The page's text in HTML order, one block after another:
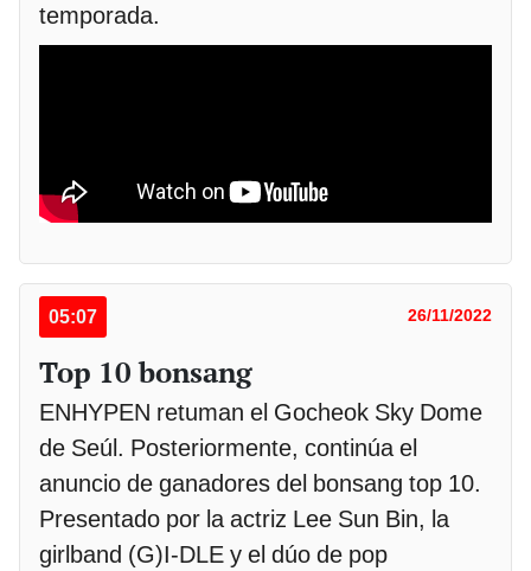
temporada.
05:07 26/11/2022
Top 10 bonsang
ENHYPEN retuman el Gocheok Sky Dome
de Seúl. Posteriormente, continúa el
anuncio de ganadores del bonsang top 10.
Presentado por la actriz Lee Sun Bin, la
girlband (G)I-DLE y el dúo de pop